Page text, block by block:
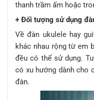
thanh trầm ấm hoặc
+ Đối tượng sử dụng
Về đàn ukulele hay
khác nhau rộng từ em
đều có thể sử dụng.
có xu hướng dành cho
đàn.